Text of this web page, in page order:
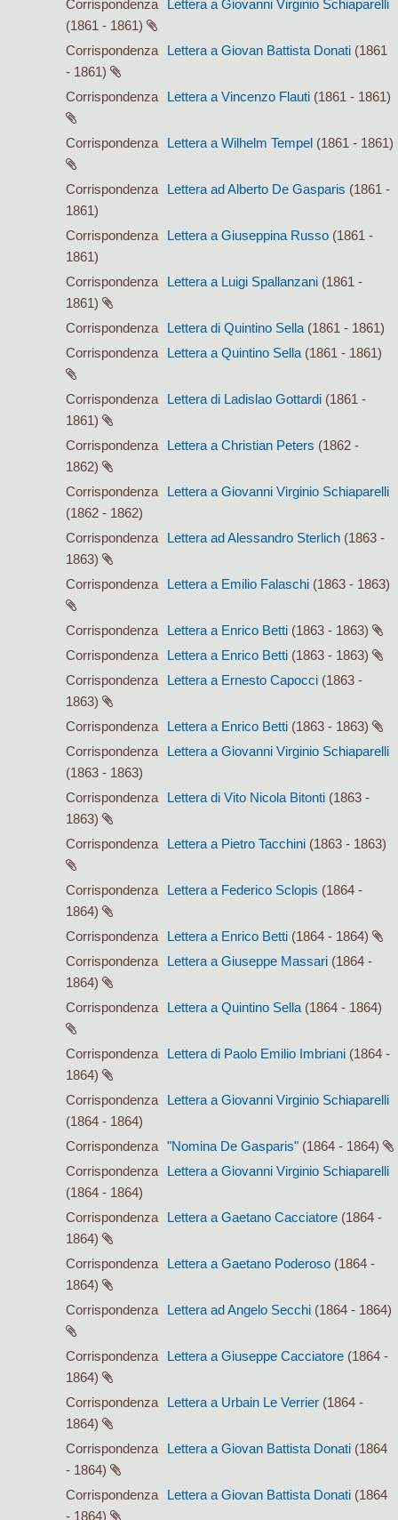
Corrispondenza
Lettera a Giovanni Virginio Schiaparelli
(1861 - 1861)
Corrispondenza
Lettera a Giovan Battista Donati (1861
- 1861)
Corrispondenza
Lettera a Vincenzo Flauti (1861 - 1861)
Corrispondenza Lettera a Wilhelm Tempel (1861 - 1861)
Corrispondenza Lettera ad Alberto De Gasparis (1861 -
1861)
Corrispondenza
Lettera a Giuseppina Russo (1861 -
1861)
Corrispondenza
Lettera a Luigi Spallanzani (1861 -
1861)
Corrispondenza
Lettera di Quintino Sella (1861 - 1861)
Corrispondenza
Lettera a Quintino Sella (1861 - 1861)
Corrispondenza Lettera di Ladislao Gottardi (1861 -
1861)
Corrispondenza
Lettera a Christian Peters (1862 -
1862)
Corrispondenza
Lettera a Giovanni Virginio Schiaparelli
(1862 - 1862)
Corrispondenza
Lettera ad Alessandro Sterlich (1863 -
1863)
Corrispondenza
Lettera a Emilio Falaschi (1863 - 1863)
Corrispondenza Lettera a Enrico Betti (1863 - 1863)
Corrispondenza
Lettera a Enrico Betti (1863 - 1863)
Corrispondenza
Lettera a Ernesto Capocci (1863 -
1863)
Corrispondenza
Lettera a Enrico Betti (1863 - 1863)
Corrispondenza
Lettera a Giovanni Virginio Schiaparelli
(1863 - 1863)
Corrispondenza
Lettera di Vito Nicola Bitonti (1863 -
1863)
Corrispondenza
Lettera a Pietro Tacchini (1863 - 1863)
Corrispondenza Lettera a Federico Sclopis (1864 -
1864)
Corrispondenza
Lettera a Enrico Betti (1864 - 1864)
Corrispondenza
Lettera a Giuseppe Massari (1864 -
1864)
Corrispondenza
Lettera a Quintino Sella (1864 - 1864)
Corrispondenza Lettera di Paolo Emilio Imbriani (1864 -
1864)
Corrispondenza
Lettera a Giovanni Virginio Schiaparelli
(1864 - 1864)
Corrispondenza
"Nomina De Gasparis" (1864 - 1864)
Corrispondenza
Lettera a Giovanni Virginio Schiaparelli
(1864 - 1864)
Corrispondenza
Lettera a Gaetano Cacciatore (1864 -
1864)
Corrispondenza
Lettera a Gaetano Poderoso (1864 -
1864)
Corrispondenza
Lettera ad Angelo Secchi (1864 - 1864)
Corrispondenza Lettera a Giuseppe Cacciatore (1864 -
1864)
Corrispondenza
Lettera a Urbain Le Verrier (1864 -
1864)
Corrispondenza
Lettera a Giovan Battista Donati (1864
- 1864)
Corrispondenza
Lettera a Giovan Battista Donati (1864
- 1864)